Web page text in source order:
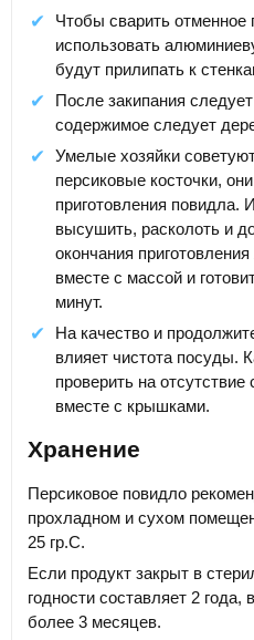
Чтобы сварить отменное
использовать
будут прилипать к
После закипания
содержимое следует
Умелые хозяйки
персиковые косточки,
приготовления повидла.
высушить, расколоть и
окончания
вместе с массой и
минут.
На качество и
влияет чистота посуды.
проверить на
вместе с крышками.
Хранение
Персиковое повидло
прохладном и сухом
25 гр.С.
Если продукт закрыт в
годности составляет 2 года,
более 3 месяцев.